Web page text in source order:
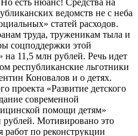
ведомств не с неба
статей расходов.
труда, труженикам тыла и
соцподдержки этой
на 11,5 млн рублей. Речь идет
республиканские льготники
Коновалов и о детях.
проекта «Развитие детского
современной
помощи детям»
Мотивировано это
по реконструкции